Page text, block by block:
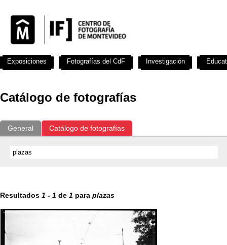
Catálogo de fotografías
General Catálogo de fotografías
Resultados 1 - 1 de 1 para plazas
Exposiciones Fotografías del CdF Investigación